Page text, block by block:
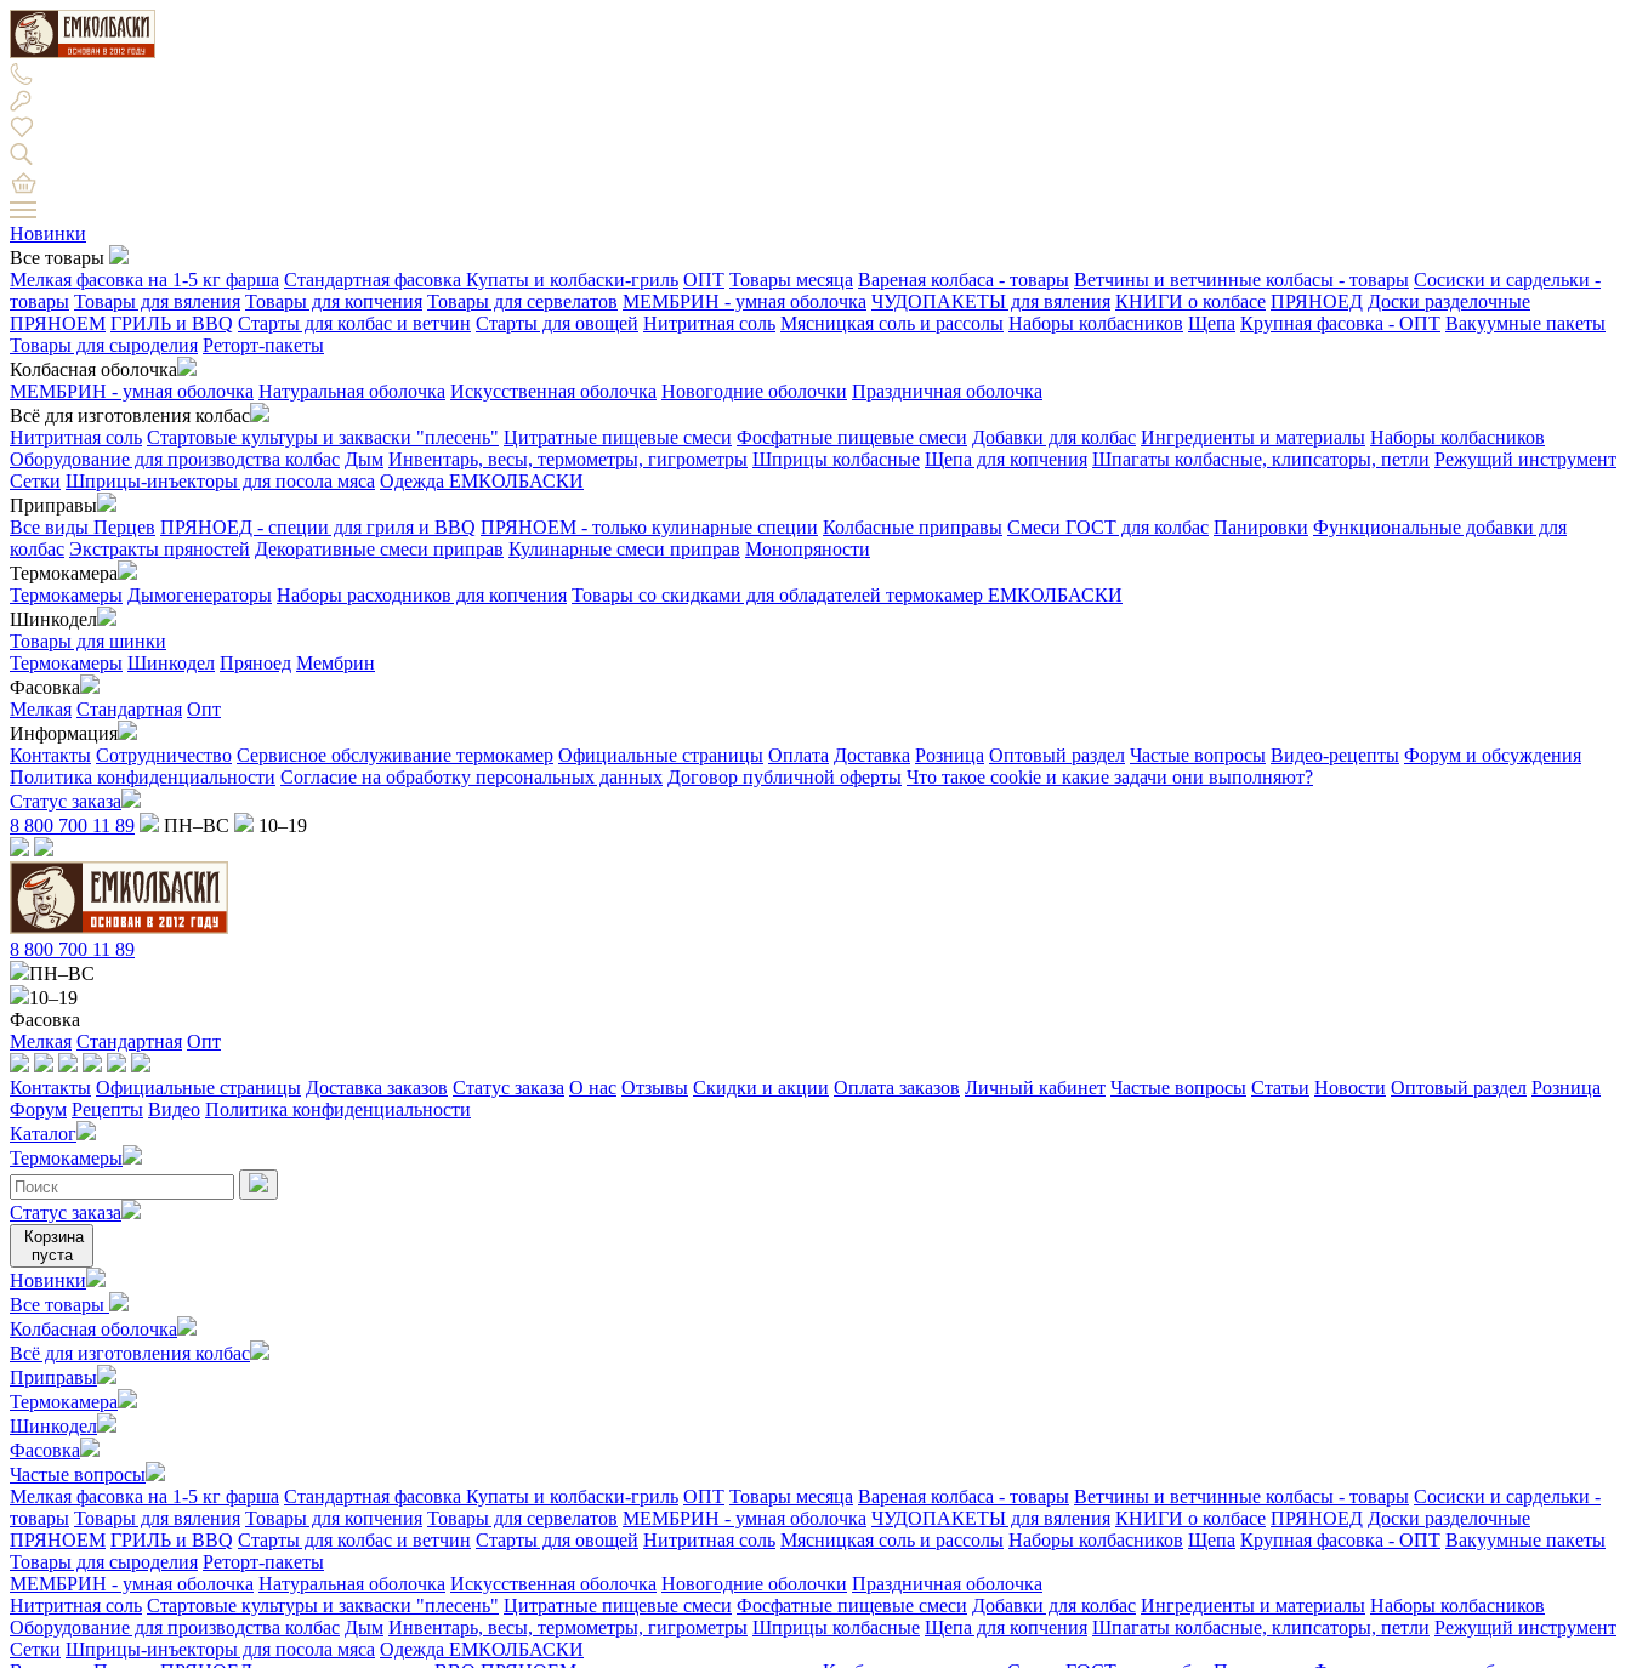
Новинки
Все товары
Мелкая фасовка на 1-5 кг фарша Стандартная фасовка Купаты и колбаски-гриль ОПТ Товары месяца Вареная колбаса - товары Ветчины и ветчинные колбасы - товары Сосиски и сардельки -
товары Товары для вяления Товары для копчения Товары для сервелатов МЕМБРИН - умная оболочка ЧУДОПАКЕТЫ для вяления КНИГИ о колбасе ПРЯНОЕД Доски разделочные
ПРЯНОЕМ ГРИЛЬ и BBQ Старты для колбас и ветчин Старты для овощей Нитритная соль Мясницкая соль и рассолы Наборы колбасников Щепа Крупная фасовка - ОПТ Вакуумные пакеты
Товары для сыроделия Реторт-пакеты
Колбасная оболочка
МЕМБРИН - умная оболочка Натуральная оболочка Искусственная оболочка Новогодние оболочки Праздничная оболочка
Всё для изготовления колбас
Нитритная соль Стартовые культуры и закваски "плесень" Цитратные пищевые смеси Фосфатные пищевые смеси Добавки для колбас Ингредиенты и материалы Наборы колбасников
Оборудование для производства колбас Дым Инвентарь, весы, термометры, гигрометры Шприцы колбасные Щепа для копчения Шпагаты колбасные, клипсаторы, петли Режущий инструмент
Сетки Шприцы-инъекторы для посола мяса Одежда ЕМКОЛБАСКИ
Приправы
Все виды Перцев ПРЯНОЕД - специи для гриля и BBQ ПРЯНОЕМ - только кулинарные специи Колбасные приправы Смеси ГОСТ для колбас Панировки Функциональные добавки для
колбас Экстракты пряностей Декоративные смеси приправ Кулинарные смеси приправ Монопряности
Термокамера
Термокамеры Дымогенераторы Наборы расходников для копчения Товары со скидками для обладателей термокамер ЕМКОЛБАСКИ
Шинкодел
Товары для шинки
Термокамеры Шинкодел Пряноед Мембрин
Фасовка
Мелкая Стандартная Опт
Информация
Контакты Сотрудничество Сервисное обслуживание термокамер Официальные страницы Оплата Доставка Розница Оптовый раздел Частые вопросы Видео-рецепты Форум и обсуждения
Политика конфиденциальности Согласие на обработку персональных данных Договор публичной оферты Что такое cookie и какие задачи они выполняют?
Статус заказа
8 800 700 11 89
ПН–ВС 10–19
8 800 700 11 89
ПН–ВС
10–19
Фасовка
Мелкая Стандартная Опт
Контакты Официальные страницы Доставка заказов Статус заказа О нас Отзывы Скидки и акции Оплата заказов Личный кабинет Частые вопросы Статьи Новости Оптовый раздел Розница
Форум Рецепты Видео Политика конфиденциальности
Каталог
Термокамеры
Статус заказа
Корзина
пуста
Новинки
Все товары
Колбасная оболочка
Всё для изготовления колбас
Приправы
Термокамера
Шинкодел
Фасовка
Частые вопросы
Мелкая фасовка на 1-5 кг фарша Стандартная фасовка Купаты и колбаски-гриль ОПТ Товары месяца Вареная колбаса - товары Ветчины и ветчинные колбасы - товары Сосиски и сардельки -
товары Товары для вяления Товары для копчения Товары для сервелатов МЕМБРИН - умная оболочка ЧУДОПАКЕТЫ для вяления КНИГИ о колбасе ПРЯНОЕД Доски разделочные
ПРЯНОЕМ ГРИЛЬ и BBQ Старты для колбас и ветчин Старты для овощей Нитритная соль Мясницкая соль и рассолы Наборы колбасников Щепа Крупная фасовка - ОПТ Вакуумные пакеты
Товары для сыроделия Реторт-пакеты
МЕМБРИН - умная оболочка Натуральная оболочка Искусственная оболочка Новогодние оболочки Праздничная оболочка
Нитритная соль Стартовые культуры и закваски "плесень" Цитратные пищевые смеси Фосфатные пищевые смеси Добавки для колбас Ингредиенты и материалы Наборы колбасников
Оборудование для производства колбас Дым Инвентарь, весы, термометры, гигрометры Шприцы колбасные Щепа для копчения Шпагаты колбасные, клипсаторы, петли Режущий инструмент
Сетки Шприцы-инъекторы для посола мяса Одежда ЕМКОЛБАСКИ